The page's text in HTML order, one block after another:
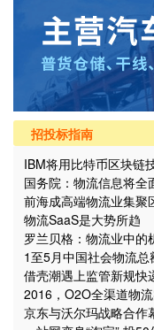
招投标指南
IBM将用比特币区块链
国务院：物流信息将全
前海成高端物流业集聚
物流SaaS是大势所趋
罗兰贝格：物流业中的
1至5月中国社会物流
借壳潮遇上监管新规快
2016，O2O全渠道物流
京东与沃尔玛战略合作